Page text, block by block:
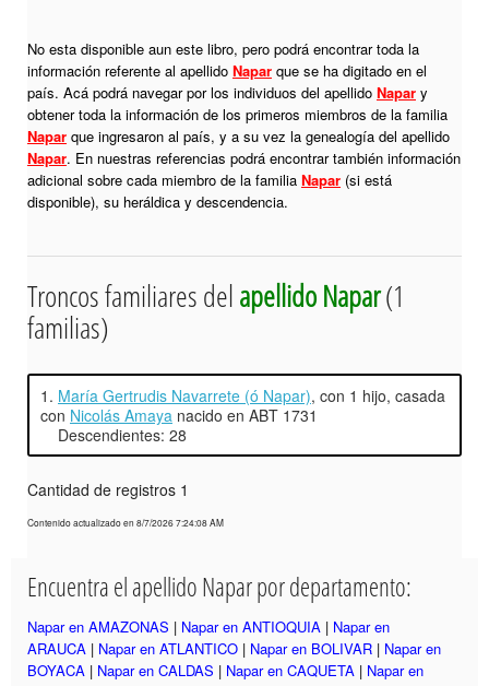
No esta disponible aun este libro, pero podrá encontrar toda la
información referente al apellido Napar que se ha digitado en el
país. Acá podrá navegar por los individuos del apellido Napar y
obtener toda la información de los primeros miembros de la familia
Napar que ingresaron al país, y a su vez la genealogía del apellido
Napar. En nuestras referencias podrá encontrar también información
adicional sobre cada miembro de la familia Napar (si está
disponible), su heráldica y descendencia.
Troncos familiares delapellido Napar(1
familias)
1. María Gertrudis Navarrete (ó Napar), con 1 hijo, casada
con Nicolás Amaya nacido en ABT 1731
Descendientes: 28
Cantidad de registros 1
Contenido actualizado en 8/7/2026 7:24:08 AM
Encuentra el apellido Napar por departamento:
Napar en AMAZONAS | Napar en ANTIOQUIA | Napar en
ARAUCA | Napar en ATLANTICO | Napar en BOLIVAR | Napar en
BOYACA | Napar en CALDAS | Napar en CAQUETA | Napar en